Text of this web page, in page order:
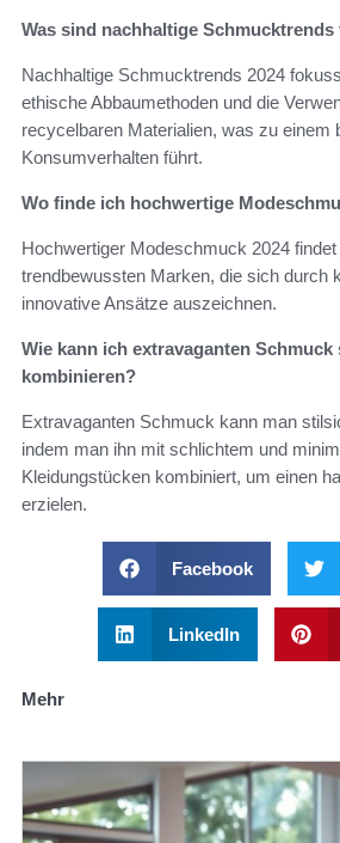
Was sind nachhaltige Schmucktrends
Nachhaltige Schmucktrends 2024
ethische Abbaumethoden und die
recycelbaren Materialien, was zu einem
Konsumverhalten führt.
Wo finde ich hochwertige
Hochwertiger Modeschmuck 2024
trendbewussten Marken, die sich durch
innovative Ansätze auszeichnen.
Wie kann ich extravaganten
kombinieren?
Extravaganten Schmuck kann man
indem man ihn mit schlichtem und
Kleidungstücken kombiniert, um einen
erzielen.
Facebook
LinkedIn
Mehr